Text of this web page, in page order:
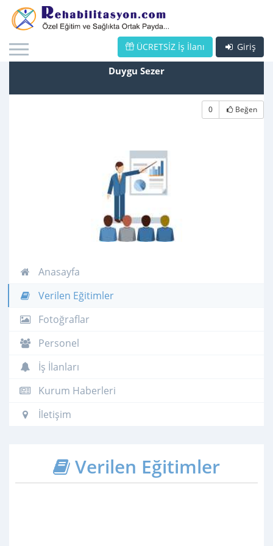
Giriş
ÜCRETSİZ İş İlanı
Duygu Sezer
0 Beğen
Anasayfa
Verilen Eğitimler
Fotoğraflar
Personel
İş İlanları
Kurum Haberleri
İletişim
Verilen Eğitimler